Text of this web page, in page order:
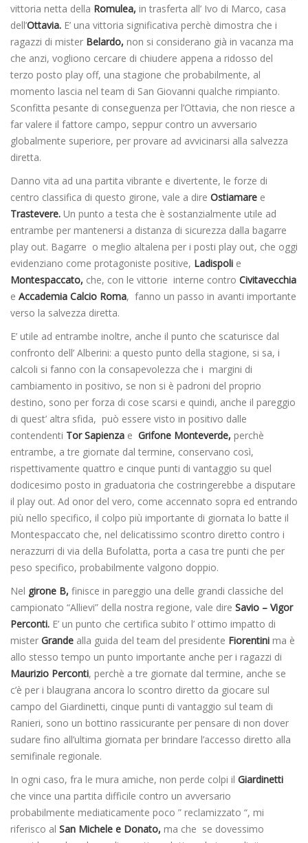
vittoria netta della Romulea, in trasferta all’ Ivo di Marco, casa
dell’Ottavia. E’ una vittoria significativa perchè dimostra che i
ragazzi di mister Belardo, non si considerano già in vacanza ma
che anzi, vogliono cercare di chiudere appena a ridosso del
terzo posto play off, una stagione che probabilmente, al
momento lascia nel team di San Giovanni qualche rimpianto.
Sconfitta pesante di conseguenza per l’Ottavia, che non riesce a
far valere il fattore campo, seppur contro un avversario
globalmente superiore, per provare ad avvicinarsi alla salvezza
diretta.
Danno vita ad una partita vibrante e divertente, le forze di
centro classifica di questo girone, vale a dire Ostiamare e
Trastevere. Un punto a testa che è sostanzialmente utile ad
entrambe per mantenersi a distanza di sicurezza dalla bagarre
play out. Bagarre o meglio altalena per i posti play out, che oggi
evidenziano come protagoniste positive, Ladispoli e
Montespaccato, che, con le vittorie interne contro Civitavecchia
e Accademia Calcio Roma, fanno un passo in avanti importante
verso la salvezza diretta.
E’ utile ad entrambe inoltre, anche il punto che scaturisce dal
confronto dell’ Alberini: a questo punto della stagione, si sa, i
calcoli si fanno con la consapevolezza che i margini di
cambiamento in positivo, se non si è padroni del proprio
destino, sono per forza di cose scarsi e quindi, anche il pareggio
di quest’ altra sfida, può essere visto in positivo dalle
contendenti Tor Sapienza e Grifone Monteverde, perchè
entrambe, a tre giornate dal termine, conservano così,
rispettivamente quattro e cinque punti di vantaggio su quel
dodicesimo posto in graduatoria che costringerebbe a disputare
il play out. Ad onor del vero, come accennato sopra ed entrando
più nello specifico, il colpo più importante di giornata lo batte il
Montespaccato che, nel delicatissimo scontro diretto contro i
nerazzurri di via della Bufolatta, porta a casa tre punti che per
peso specifico, probabilmente valgono doppio.
Nel girone B, finisce in pareggio una delle grandi classiche del
campionato “Allievi” della nostra regione, vale dire Savio – Vigor
Perconti. E’ un punto che certifica subito l’ ottimo impatto di
mister Grande alla guida del team del presidente Fiorentini ma è
allo stesso tempo un punto importante anche per i ragazzi di
Maurizio Perconti, perchè a tre giornate dal termine, anche se
c’è per i blaugrana ancora lo scontro diretto da giocare sul
campo del Giardinetti, cinque punti di vantaggio sul team di
Ranieri, sono un bottino rassicurante per pensare di non dover
sudare fino all’ultima giornata per brindare l’accesso diretto alla
semifinale regionale.
In ogni caso, fra le mura amiche, non perde colpi il Giardinetti
che vince una partita difficile contro un avversario
probabilmente mediaticamente poco ” reclamizzato “, mi
riferisco al San Michele e Donato, ma che se dovessimo